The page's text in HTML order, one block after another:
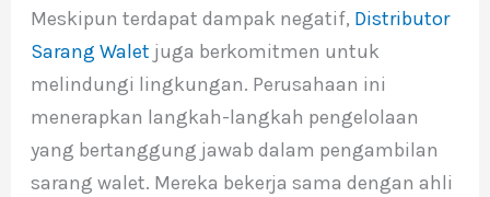
Meskipun terdapat dampak negatif, Distributor
Sarang Walet juga berkomitmen untuk
melindungi lingkungan. Perusahaan ini
menerapkan langkah-langkah pengelolaan
yang bertanggung jawab dalam pengambilan
sarang walet. Mereka bekerja sama dengan ahli